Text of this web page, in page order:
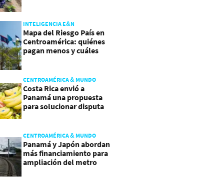
INTELIGENCIA E&N
Mapa del Riesgo País en
Centroamérica: quiénes
pagan menos y cuáles
CENTROAMÉRICA & MUNDO
Costa Rica envió a
Panamá una propuesta
para solucionar disputa
CENTROAMÉRICA & MUNDO
Panamá y Japón abordan
más financiamiento para
ampliación del metro